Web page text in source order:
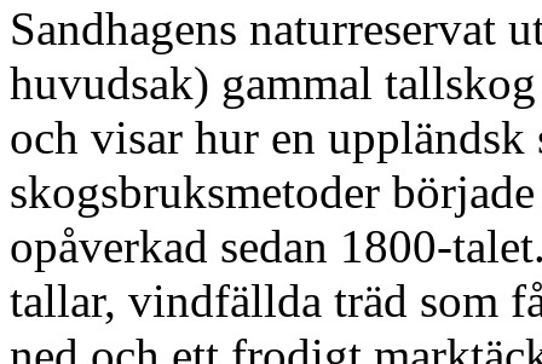
Sandhagens naturreservat
huvudsak) gammal
och visar hur en
skogsbruksmetoder
opåverkad sedan 1800-
tallar, vindfällda träd som